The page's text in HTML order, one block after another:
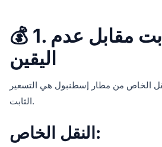
💰 1. تسعير ثابت مقابل عدم
اليقين
الخاص من مطار إسطنبول هي التسعير
الثابت.
النقل الخاص: